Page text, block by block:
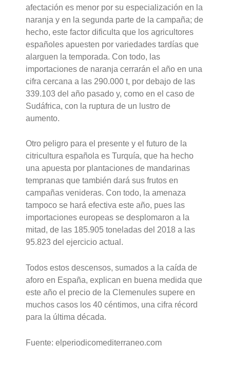
afectación es menor por su especialización en la
naranja y en la segunda parte de la campaña; de
hecho, este factor dificulta que los agricultores
españoles apuesten por variedades tardías que
alarguen la temporada. Con todo, las
importaciones de naranja cerrarán el año en una
cifra cercana a las 290.000 t, por debajo de las
339.103 del año pasado y, como en el caso de
Sudáfrica, con la ruptura de un lustro de
aumento.
Otro peligro para el presente y el futuro de la
citricultura española es Turquía, que ha hecho
una apuesta por plantaciones de mandarinas
tempranas que también dará sus frutos en
campañas venideras. Con todo, la amenaza
tampoco se hará efectiva este año, pues las
importaciones europeas se desplomaron a la
mitad, de las 185.905 toneladas del 2018 a las
95.823 del ejercicio actual.
Todos estos descensos, sumados a la caída de
aforo en España, explican en buena medida que
este año el precio de la Clemenules supere en
muchos casos los 40 céntimos, una cifra récord
para la última década.
Fuente: elperiodicomediterraneo.com